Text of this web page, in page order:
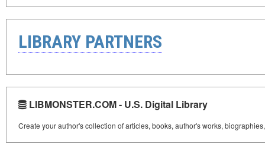
LIBRARY PARTNERS
LIBMONSTER.COM - U.S. Digital Library
Create your author's collection of articles, books, author's works,